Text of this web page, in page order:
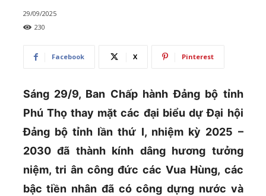
29/09/2025
230
Facebook X Pinterest
Sáng 29/9, Ban Chấp hành Đảng bộ tỉnh
Phú Thọ thay mặt các đại biểu dự Đại hội
Đảng bộ tỉnh lần thứ I, nhiệm kỳ 2025 –
2030 đã thành kính dâng hương tưởng
niệm, tri ân công đức các Vua Hùng, các
bậc tiền nhân đã có công dựng nước và